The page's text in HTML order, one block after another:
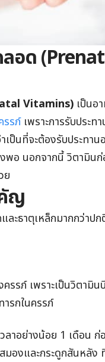
อด (
Vitamins) เป็นอ
รรภ์เพราะการรับประท
ป็นที่จะต้องรับประทาน
พอ นอกจากนี้ วิตามินก่
ย
ญ
ละธาตุเหล็กมากกว่าป
รภ์ เพราะเป็นวิตามิน
รกในครรภ์
ลาอย่างน้อย 1 เดือน
องและกระดูกสันหลัง